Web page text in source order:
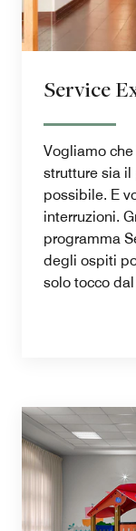
Service
Vogliamo
strutture sia il
possibile. E
interruzioni.
programma
degli ospiti
solo tocco